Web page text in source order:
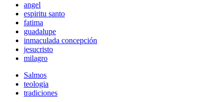
angel
espiritu santo
fatima
guadalupe
inmaculada concepción
jesucristo
milagro
Salmos
teologia
tradiciones